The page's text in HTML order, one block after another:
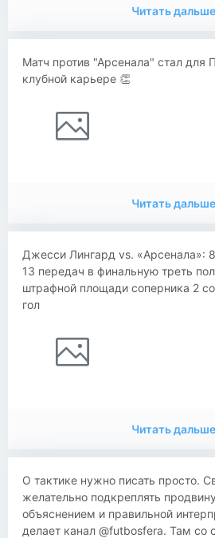
Читать дальше
Матч против "Арсенала" стал для
клубной карьере 👏
Читать дальше
Джесси Лингард vs. «Арсенала»:
13 передач в финальную треть
штрафной площади соперника 2
гол
Читать дальше
О тактике нужно писать просто.
желательно подкреплять
объяснением и правильной
делает канал @futbosfera. Там со